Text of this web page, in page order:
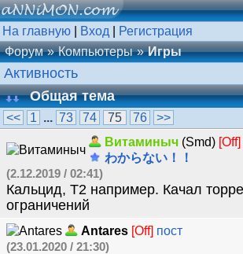
На главную Вход
Регистрация
Форум
Компьютеры Игры
Активность
Общая тема
<< 1 ... 73 74 75 76
>>
Витаминыч (Smd) [Off]
わからない！！
(2.12.2019 / 02:41)
Кальцид, T2 например. Качал
ограничений
Antares [Off] пост
(23.01.2020 / 21:30)